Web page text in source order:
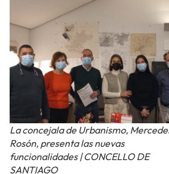
La concejala de Urbanismo,
Rosón, presenta las nuevas
funcionalidades | CONCELLO DE
SANTIAGO